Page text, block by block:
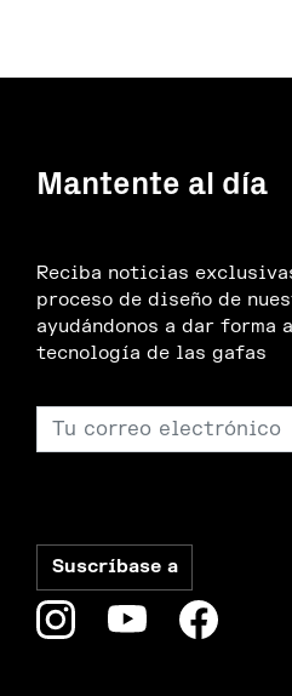
Mantente al día
Reciba noticias
proceso de diseño de
ayudándonos a dar forma
tecnología de las gafas